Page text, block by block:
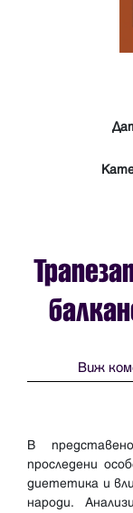
Виж
В
проследени
диететика и
народи.